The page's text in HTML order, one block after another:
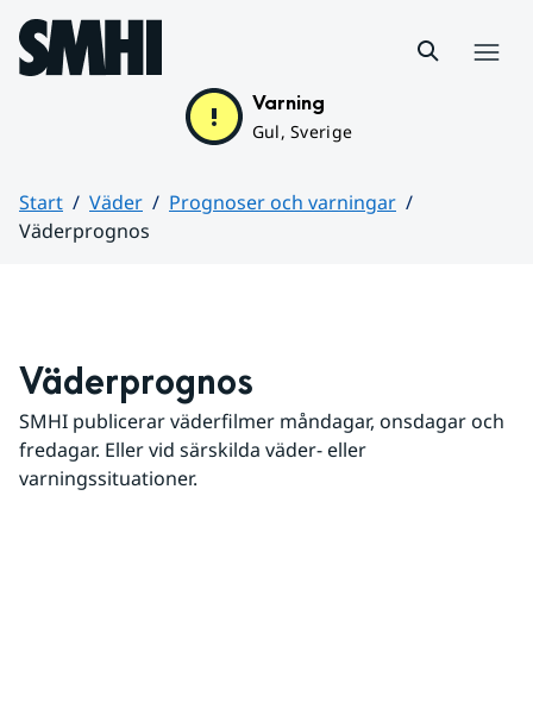
Hoppa till sidans innehåll
Varning
Gul, Sverige
Start Väder
Prognoser och varningar
Väderprognos
Väderprognos
SMHI publicerar väderfilmer måndagar, onsdagar och
fredagar. Eller vid särskilda väder- eller
varningssituationer.